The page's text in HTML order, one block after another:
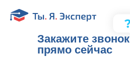
Закажите звонок
прямо сейчас